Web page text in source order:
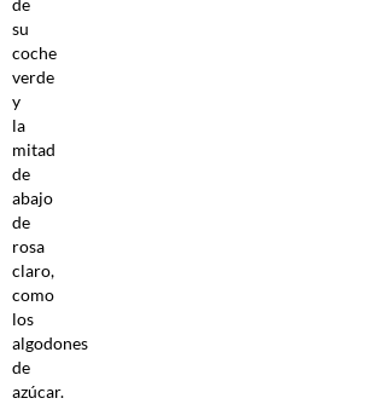
de
su
coche
verde
y
la
mitad
de
abajo
de
rosa
claro,
como
los
algodones
de
azúcar.